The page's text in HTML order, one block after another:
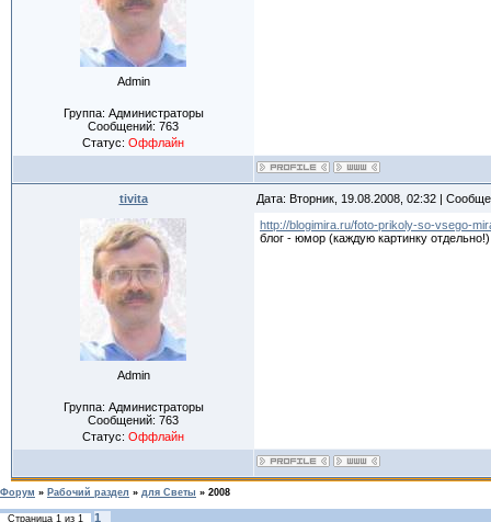
Admin
Группа: Администраторы
Сообщений: 763
Статус: Оффлайн
tivita Дата: Вторник, 19.08.2008, 02:32 |
Admin
Группа: Администраторы
Сообщений: 763
Статус: Оффлайн
http://blogimira.ru/foto-prikoly-so-vsego-
блог - юмор (каждую картинку отдельно!)
Форум » Рабочий раздел » для Светы » 2008
Страница 1 из 1 1